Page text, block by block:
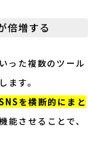
倍増する
った複数のツール
ます。
を横断的にまと
能させることで、